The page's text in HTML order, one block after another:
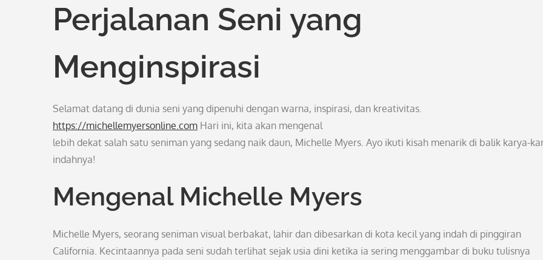
Perjalanan Seni yang
Menginspirasi
Selamat datang di dunia seni yang dipenuhi dengan warna, inspirasi, dan kreativitas.
https://michellemyersonline.com Hari ini, kita akan mengenal
lebih dekat salah satu seniman yang sedang naik daun, Michelle Myers. Ayo ikuti kisah menarik di balik karya-
indahnya!
Mengenal Michelle Myers
Michelle Myers, seorang seniman visual berbakat, lahir dan dibesarkan di kota kecil yang indah di pinggiran
California. Kecintaannya pada seni sudah terlihat sejak usia dini ketika ia sering menggambar di buku tulisnya